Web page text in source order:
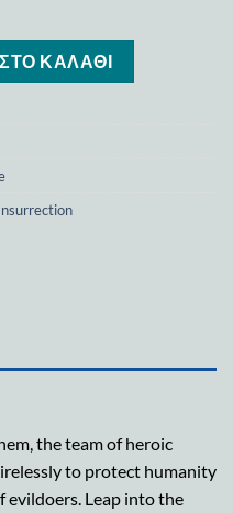
ΚΑΛΆΘΙ
the team of heroic
to protect humanity
Leap into the